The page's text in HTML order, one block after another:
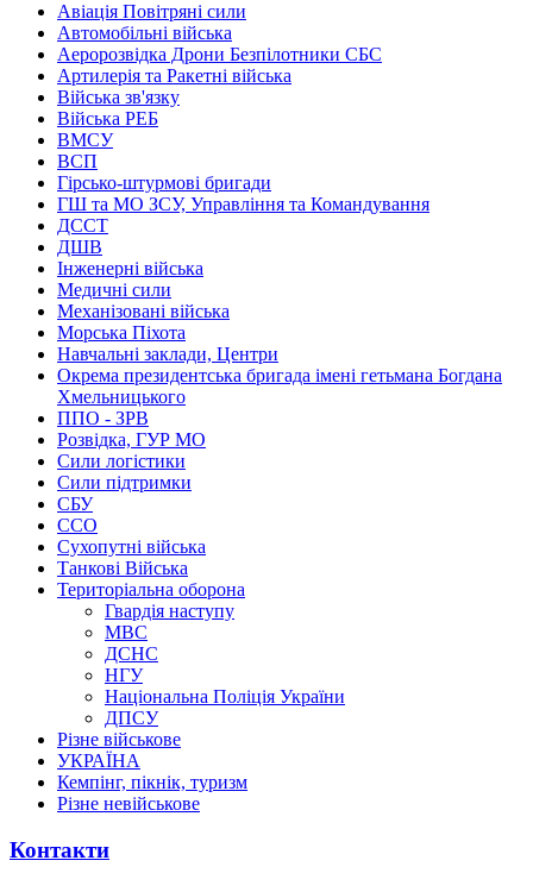
Авіація Повітряні сили
Автомобільні війська
Аеророзвідка Дрони Безпілотники СБС
Артилерія та Ракетні війська
Війська зв'язку
Війська РЕБ
ВМСУ
ВСП
Гірсько-штурмові бригади
ГШ та МО ЗСУ, Управління та Командування
ДССТ
ДШВ
Інженерні війська
Медичні сили
Механізовані війська
Морська Піхота
Навчальні заклади, Центри
Окрема президентська бригада імені гетьмана Богдана
Хмельницького
ППО - ЗРВ
Розвідка, ГУР МО
Сили логістики
Сили підтримки
СБУ
ССО
Сухопутні війська
Танкові Війська
Територіальна оборона
Гвардія наступу
МВС
ДСНС
НГУ
Національна Поліція України
ДПСУ
Різне військове
УКРАЇНА
Кемпінг, пікнік, туризм
Різне невійськове
Контакти